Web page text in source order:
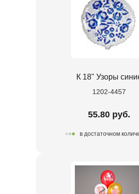
К 18" Узоры
1202-4457
55.80 руб.
в достаточном